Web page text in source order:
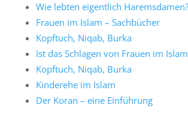
Wie lebten eigentlich Haremsdamen?
Frauen im Islam – Sachbücher
Kopftuch, Niqab, Burka
Ist das Schlagen von Frauen im
Kopftuch, Niqab, Burka
Kinderehe im Islam
Der Koran – eine Einführung